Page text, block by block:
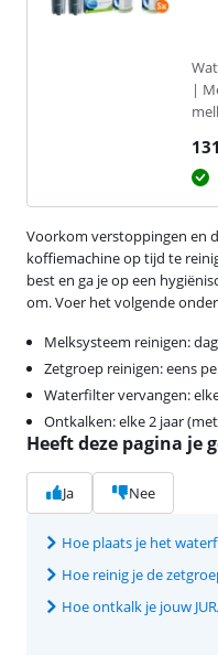
Voorkom verstoppingen en
koffiemachine op tijd te
best en ga je op een
om. Voer het volgende
Melksysteem reinigen:
Zetgroep reinigen: eens
Waterfilter vervangen:
Ontkalken: elke 2 jaar
|
131
Heeft deze pagina je
Ja Nee
Hoe plaats je het
Hoe reinig je de
Hoe ontkalk je jouw